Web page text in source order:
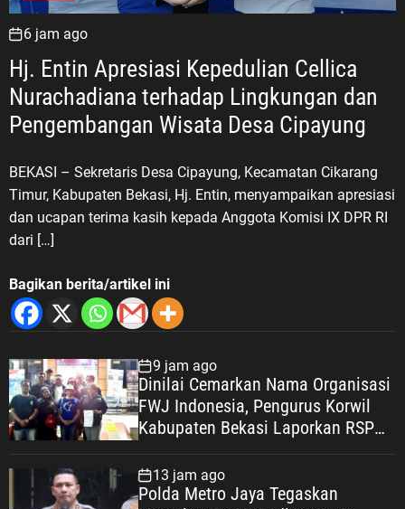
6 jam ago
Hj. Entin Apresiasi Kepedulian Cellica
Nurachadiana terhadap Lingkungan dan
Pengembangan Wisata Desa Cipayung
BEKASI – Sekretaris Desa Cipayung, Kecamatan Cikarang
Timur, Kabupaten Bekasi, Hj. Entin, menyampaikan apresiasi
dan ucapan terima kasih kepada Anggota Komisi IX DPR RI
dari […]
Bagikan berita/artikel ini
9 jam ago
Dinilai Cemarkan Nama Organisasi
FWJ Indonesia, Pengurus Korwil
Kabupaten Bekasi Laporkan RSP
13 jam ago
Polda Metro Jaya Tegaskan